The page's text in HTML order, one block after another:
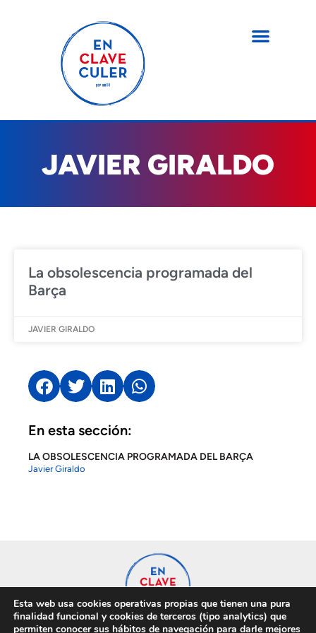
JAVIER GIRALDO
La obsolescencia programada del
Barça
JAVIER GIRALDO
En esta sección:
LA OBSOLESCENCIA PROGRAMADA DEL BARÇA
Javier Giraldo
Esta web usa cookies operativas propias que tienen una pura
finalidad funcional y cookies de terceros (tipo analytics) que
permiten conocer sus hábitos de navegación para darle mejores